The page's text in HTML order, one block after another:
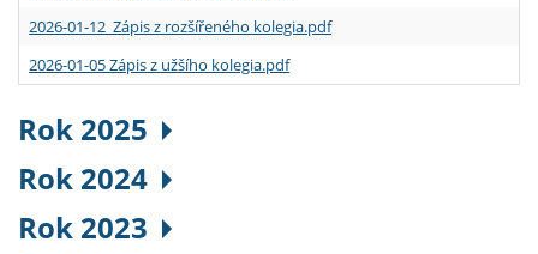
2026-01-12 Zápis z rozšířeného kolegia.pdf
2026-01-05 Zápis z užšího kolegia.pdf
Rok 2025
Rok 2024
Rok 2023